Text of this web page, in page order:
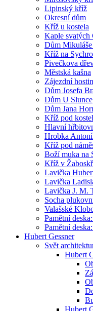
Lipinský kříž
Okresní dům
Kříž u kostela
Kaple svatých
Dům
Kříž na
Pivečkova
Městská kašna
Zájezdní
Dům Josefa
Dům U Slunce
Dům Jana
Kříž pod
Hlavní
Hrobka
Kříž pod
Boží muka na
Kříž v
Lavička
Lavička
Lavička J. M.
Socha
Valašské
Pamětní
Pamětní
Hubert Gessner
Svět
Hubert
Hubert